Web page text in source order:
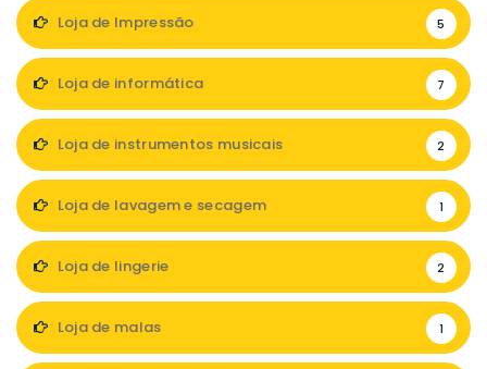
Loja de Impressão 5
Loja de informática 7
Loja de instrumentos musicais 2
Loja de lavagem e secagem 1
Loja de lingerie 2
Loja de malas 1